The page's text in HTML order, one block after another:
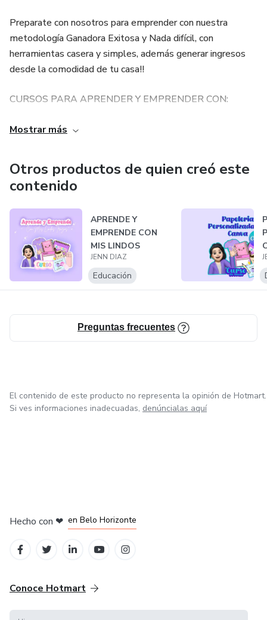
Preparate con nosotros para emprender con nuestra
metodología Ganadora Exitosa y Nada difícil, con
herramientas casera y simples, además generar ingresos
desde la comodidad de tu casa!!
CURSOS PARA APRENDER Y EMPRENDER CON:
Agendas
Sublimacion
Restauración y personalización de Biblias
Cajas de cartón de lujo
Club Artístico: Donde recibirás cada mes un banco de
imágenes para usar en tus creaciones y/o en tus redes
Mostrar más
Otros productos de quien creó este
contenido
APRENDE Y
EMPRENDE CON
MIS LINDOS
TRAZOS
JENN DIAZ
Educación
Preguntas frecuentes
El contenido de este producto no representa la opinión de Hotmart.
Si ves informaciones inadecuadas, denúncialas aquí
Hecho con ❤ en Belo Horizonte
Conoce Hotmart